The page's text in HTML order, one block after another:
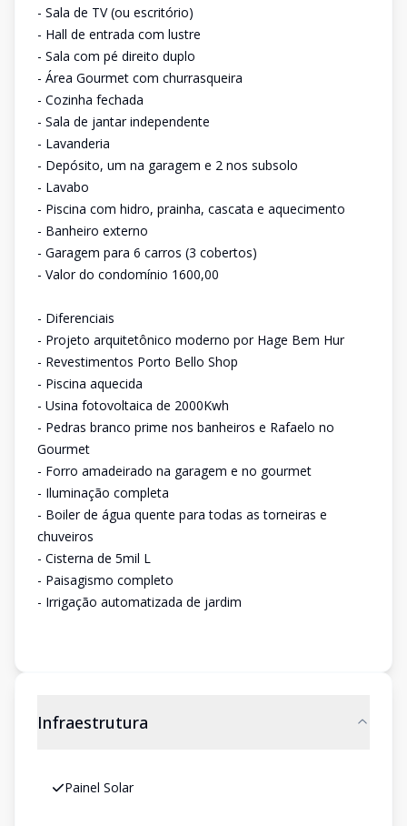
- Sala de TV (ou escritório)
- Hall de entrada com lustre
- Sala com pé direito duplo
- Área Gourmet com churrasqueira
- Cozinha fechada
- Sala de jantar independente
- Lavanderia
- Depósito, um na garagem e 2 nos subsolo
- Lavabo
- Piscina com hidro, prainha, cascata e aquecimento
- Banheiro externo
- Garagem para 6 carros (3 cobertos)
- Valor do condomínio 1600,00
- Diferenciais
- Projeto arquitetônico moderno por Hage Bem Hur
- Revestimentos Porto Bello Shop
- Piscina aquecida
- Usina fotovoltaica de 2000Kwh
- Pedras branco prime nos banheiros e Rafaelo no
Gourmet
- Forro amadeirado na garagem e no gourmet
- Iluminação completa
- Boiler de água quente para todas as torneiras e
chuveiros
- Cisterna de 5mil L
- Paisagismo completo
- Irrigação automatizada de jardim
Infraestrutura
Painel Solar